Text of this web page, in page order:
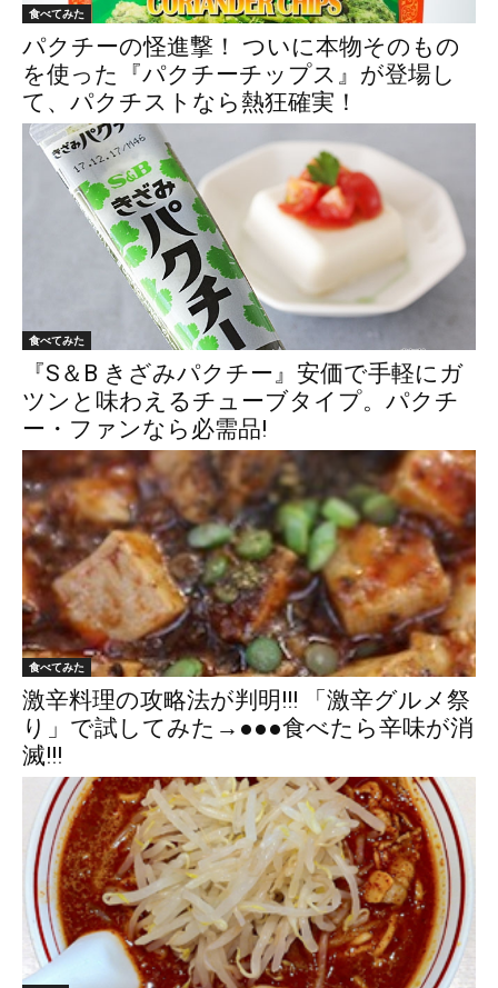
食べてみた
パクチーの怪進撃！ ついに本物そのもの
を使った『パクチーチップス』が登場し
て、パクチストなら熱狂確実！
食べてみた
『S＆B きざみパクチー』安価で手軽にガ
ツンと味わえるチューブタイプ。パクチ
ー・ファンなら必需品!
食べてみた
激辛料理の攻略法が判明!!! 「激辛グルメ祭
り」で試してみた→●●●食べたら辛味が消
滅!!!